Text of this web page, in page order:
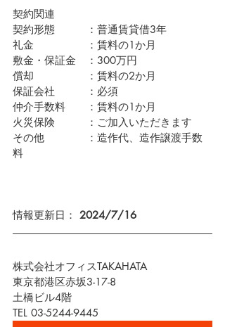
契約関連
契約形態　　　：普通賃貸借3年
礼金　　　　　：賃料の1か月
敷金・保証金　：300万円
償却　　　　　：賃料の2か月
保証会社　　　：必須
仲介手数料　　：賃料の1か月
火災保険　　　：ご加入いただきます
その他　　　　：造作代、造作譲渡手数
料
情報更新日： 2024/7/16
株式会社オフィスTAKAHATA
東京都港区赤坂3-17-8
土橋ビル4階
TEL 03-5244-9445